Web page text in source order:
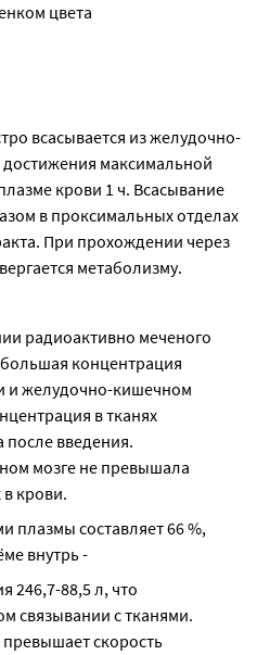
цвета
всасывается из желудочно-
максимальной
крови 1 ч. Всасывание
в проксимальных отделах
При прохождении через
метаболизму.
радиоактивно меченого
концентрация
и желудочно-кишечном
в тканях
после введения.
мозге не превышала
крови.
плазмы составляет 66 %,
внутрь -
246,7-88,5 л, что
связывании с тканями.
скорость